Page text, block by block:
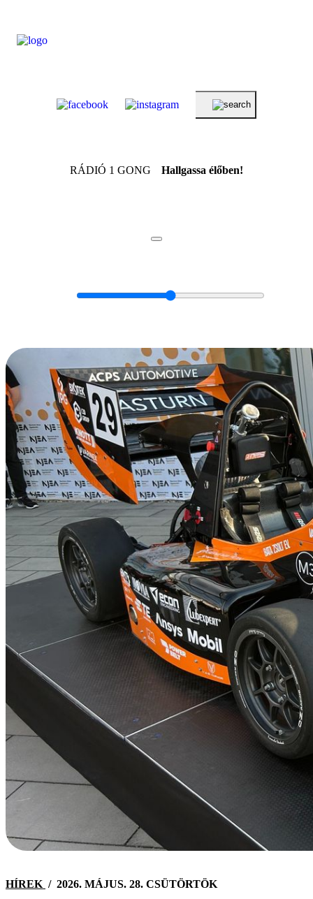
RÁDIÓ 1 GONG Hallgassa élőben!
HÍREK / 2026. MÁJUS. 28. CSÜTÖRTÖK